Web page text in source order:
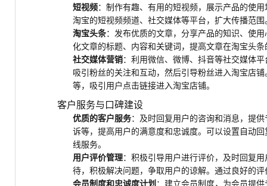
短视频：制作有趣、有用的短视频，展示产品的使
淘宝的短视频频道、社交媒体等平台，扩大传播范围
淘宝头条：发布优质的文章，分享产品的知识、使
化文章的标题、内容和关键词，提高文章在淘宝头
社交媒体营销：利用微信、微博、抖音等社交媒体
吸引粉丝的关注和互动，然后引导粉丝进入淘宝店
等，吸引用户点击链接进入淘宝店铺。
客户服务与口碑建设
优质的客户服务：及时回复用户的咨询和消息，提
诉等，提高用户的满意度和忠诚度。可以设置自动
线服务。
用户评价管理：积极引导用户进行评价，及时回复
待，积极解决问题，争取用户的谅解。通过良好的
会员制度和忠诚度计划：建立会员制度，为会员提